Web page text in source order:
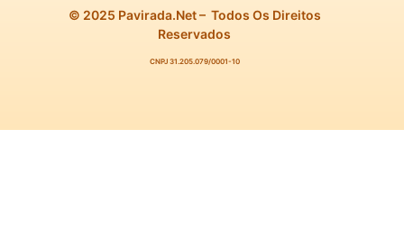
© 2025 Pavirada.net – Todos Os Direitos
Reservados
CNPJ 31.205.079/0001-10